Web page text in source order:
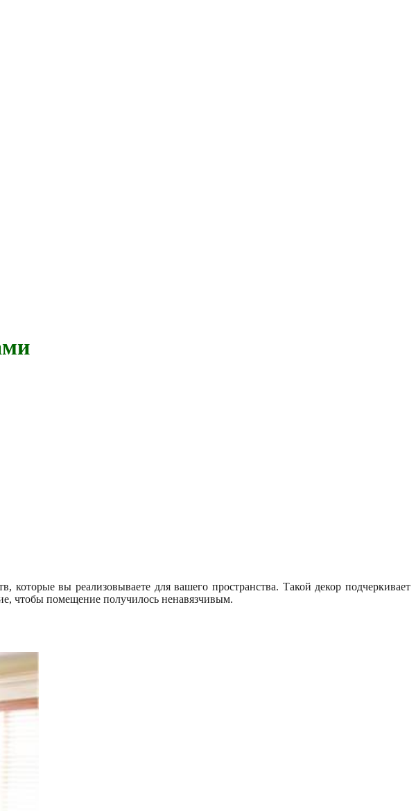
вы реализовываете для вашего пространства. Такой декор подчеркивает
чтобы помещение получилось ненавязчивым.